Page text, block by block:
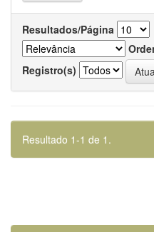
Resultados/Página
Registro(s)
Resultado 1-1 de 1.